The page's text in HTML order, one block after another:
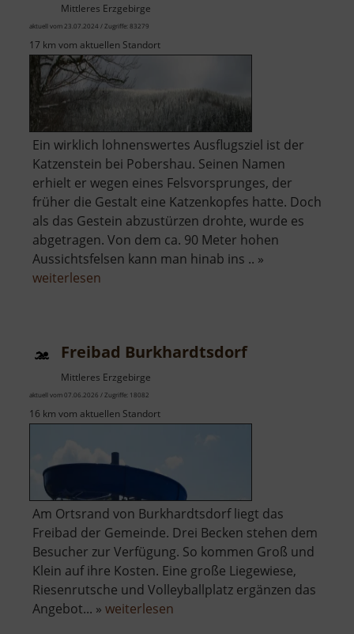
Mittleres Erzgebirge
aktuell vom 23.07.2024 / Zugriffe: 83279
17 km vom aktuellen Standort
Ein wirklich lohnenswertes Ausflugsziel ist der
Katzenstein bei Pobershau. Seinen Namen
erhielt er wegen eines Felsvorsprunges, der
früher die Gestalt eine Katzenkopfes hatte. Doch
als das Gestein abzustürzen drohte, wurde es
abgetragen. Von dem ca. 90 Meter hohen
Aussichtsfelsen kann man hinab ins .. »
weiterlesen
Freibad Burkhardtsdorf
Mittleres Erzgebirge
aktuell vom 07.06.2026 / Zugriffe: 18082
16 km vom aktuellen Standort
Am Ortsrand von Burkhardtsdorf liegt das
Freibad der Gemeinde. Drei Becken stehen dem
Besucher zur Verfügung. So kommen Groß und
Klein auf ihre Kosten. Eine große Liegewiese,
Riesenrutsche und Volleyballplatz ergänzen das
Angebot... » weiterlesen